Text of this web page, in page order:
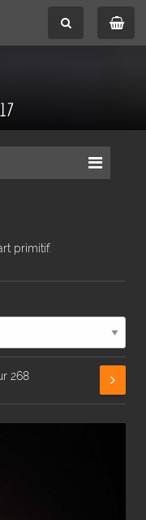
primitif.
268